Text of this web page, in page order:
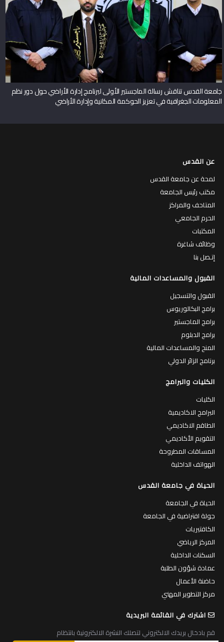
جامعة القدس تناقش رسالة الماجستير الأولى لبرنامج إدارة الأراضي حول دور نظم
المعلومات الجغرافية في تعزيز الحوكمة المكانية وإدارة الأراضي
عن القدس
لمحة عن جامعة القدس
مكتب رئيس الجامعة
المتاحف والمراكز
الحرم الجامعي
المكتبات
وظائف شاغرة
إتـصل بنا
القبول والمساعدات المالية
القبول والتسجيل
برامج البكالوريوس
برامج الماجستير
برامج الدبلوم
المنح والمساعدات المالية
برنامج الزائر الدولي
الكليات والبرامج
الكليات
البرامج الاكاديمية
الطاقم الاكاديمي
التقويم الأكاديمي
المساقات المطروحة
الهواتف الداخلية
الحياة في جامعة القدس
الحياة في الجامعة
جولة افتراضية في الجامعة
الكافتيريات
المركز الرياضي
السكنات الداخلية
عمادة شؤون الطلبة
حاضنة الأعمال
مركز التطوير المهني
اشترك في القائمة البريدية
قم بادخال بريدك الالكتروني لتصلك النشرة الالكترونية بانتظام